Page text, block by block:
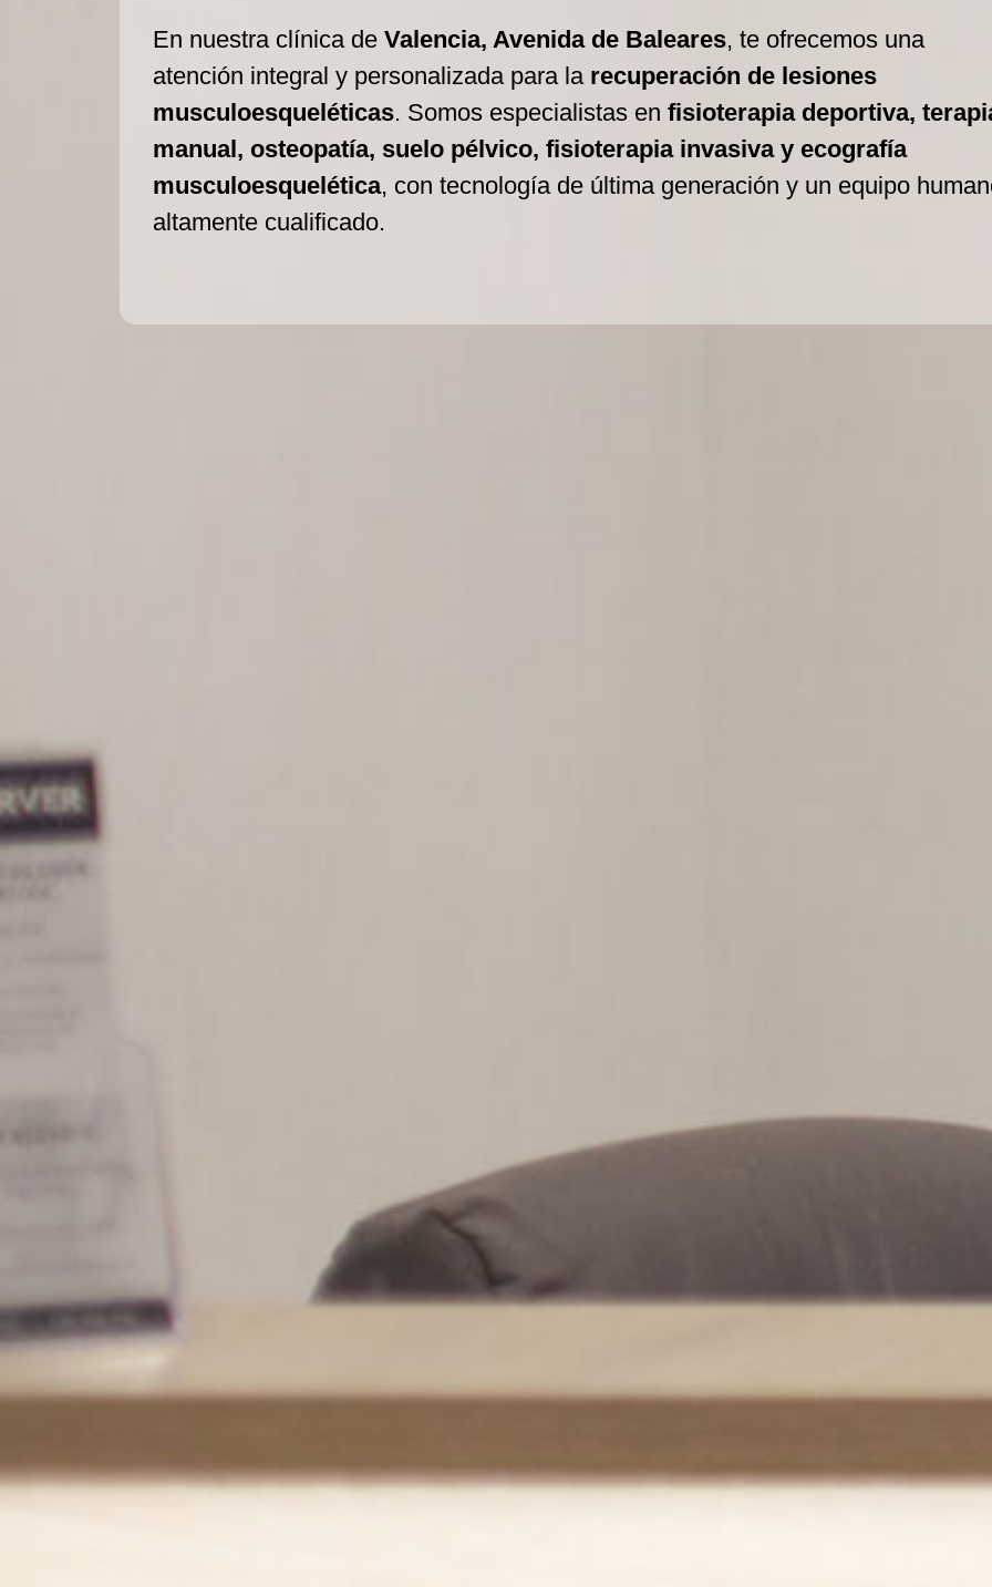
En nuestra clínica de Valencia, Avenida de Baleares, te ofrecemos una
atención integral y personalizada para la recuperación de lesiones
musculoesqueléticas. Somos especialistas en fisioterapia deportiva,
manual, osteopatía, suelo pélvico, fisioterapia invasiva y ecografía
musculoesquelética, con tecnología de última generación y un equipo
altamente cualificado.